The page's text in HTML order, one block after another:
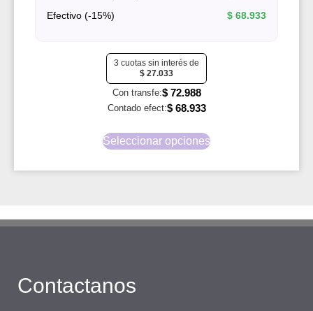
Efectivo (-15%)
$ 68.933
3 cuotas sin interés de
$ 27.033
Con transfe:$72.988
Contado efect:$68.933
Seleccionar opciones
Contactanos